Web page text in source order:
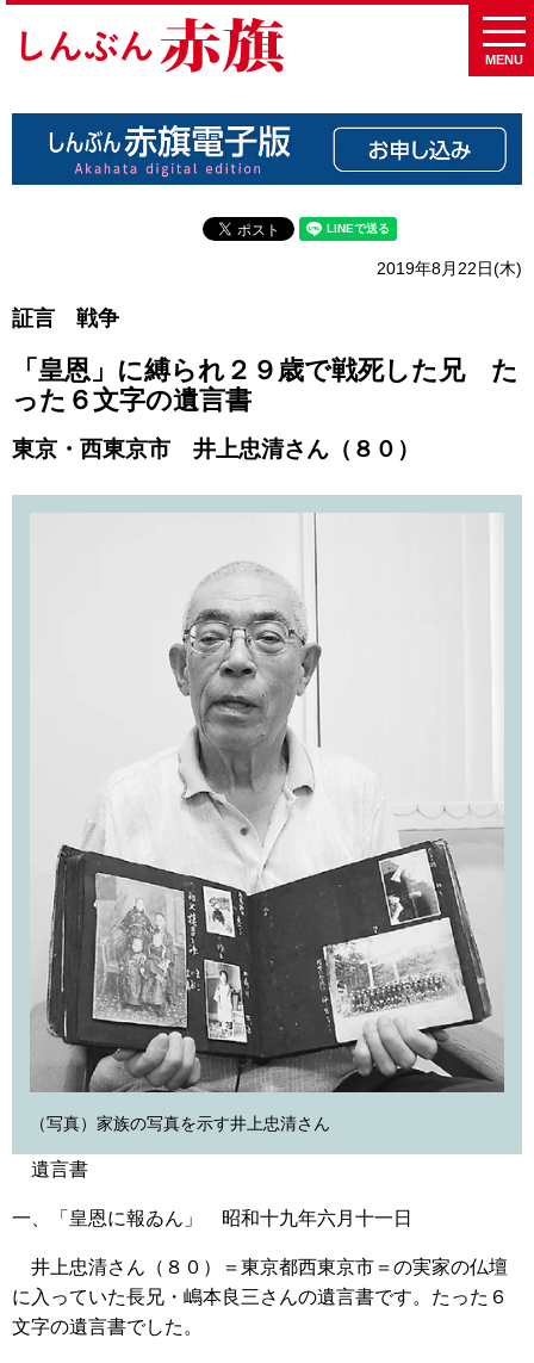
MENU
2019年8月22日(木)
証言 戦争
「皇恩」に縛られ２９歳で戦死した兄 た
った６文字の遺言書
東京・西東京市 井上忠清さん（８０）
（写真）家族の写真を示す井上忠清さん
遺言書
一、「皇恩に報ゐん」 昭和十九年六月十一日
井上忠清さん（８０）＝東京都西東京市＝の実家の仏壇
に入っていた長兄・嶋本良三さんの遺言書です。たった６
文字の遺言書でした。